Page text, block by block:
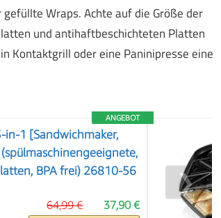
Wraps. Achte auf die Größe der
und antihaftbeschichteten Platten
Kontaktgrill oder eine Paninipresse eine
ANGEBOT
in-1 [Sandwichmaker,
BPA frei) 26810-56
37,90 €
64,99 €
❯